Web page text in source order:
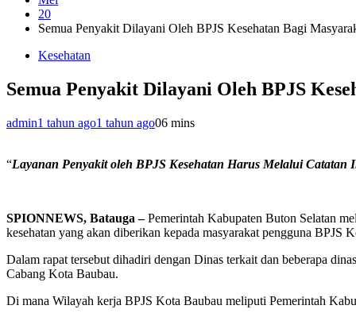
20
Semua Penyakit Dilayani Oleh BPJS Kesehatan Bagi
Kesehatan
Semua Penyakit Dilayani Oleh BPJS
admin1 tahun ago1 tahun ago06 mins
“Layanan Penyakit oleh BPJS Kesehatan Harus Melalui Catatan
SPIONNEWS, Batauga –Pemerintah Kabupaten Buton Selatan
kesehatan yang akan diberikan kepada masyarakat pengguna BPJS
Dalam rapat tersebut dihadiri dengan Dinas terkait dan beberapa
Cabang Kota Baubau.
Di mana Wilayah kerja BPJS Kota Baubau meliputi Pemerintah